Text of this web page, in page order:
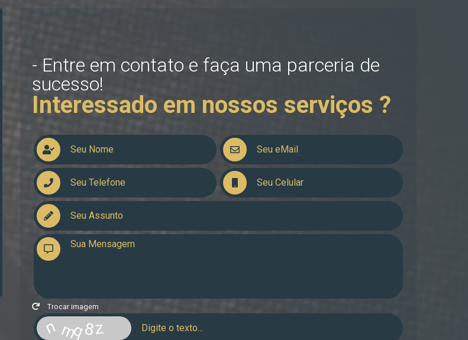
- Entre em contato e faça uma parceria de
sucesso!
Interessado em nossos serviços ?
Trocar imagem